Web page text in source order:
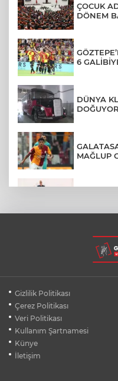
ÇOCUK
DÖNEM
6
DÜNYA
DOĞUYOR
MAĞLUP
RİZE'DE
OLMAZ
Gizlilik Politikası
Çerez Politikası
Veri Politikası
Kullanım Şartnamesi
Künye
İletişim